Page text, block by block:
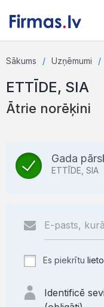
Sākums Uzņēmumi
ETTĪDE, SIA
Ātrie norēķini
Gada
ETTĪDE, SIA
Es piekrītu
Identificē